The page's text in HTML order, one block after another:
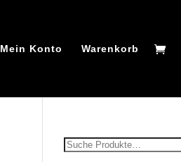
Mein Konto Warenkorb
Suchen